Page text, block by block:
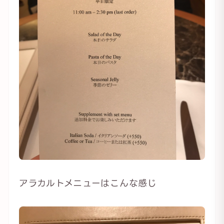
アラカルトメニューはこんな感じ